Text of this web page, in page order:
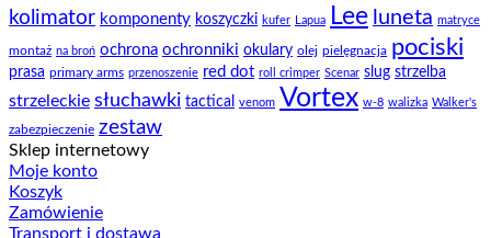
kolimator komponenty koszyczki kufer Lapua Lee luneta matryce
montaż na broń ochrona ochronniki okulary olej pielęgnacja pociski
prasa primary arms przenoszenie red dot roll crimper Scenar slug strzelba
strzeleckie słuchawki tactical venom Vortex w-8 walizka Walker's
zabezpieczenie zestaw
Sklep internetowy
Moje konto
Koszyk
Zamówienie
Transport i dostawa